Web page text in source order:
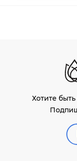
Хотите